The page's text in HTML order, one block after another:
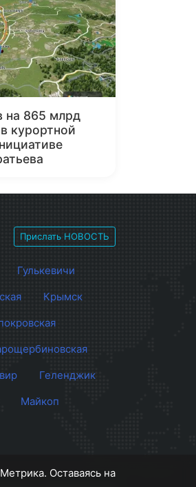
на 865 млрд
курортной
Прислать НОВОСТЬ
Гулькевичи
Крымск
Геленджик
Майкоп
Оставаясь на